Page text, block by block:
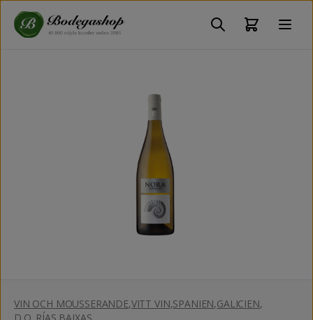
VIN OCH MOUSSERANDE,VITT VIN,SPANIEN,GALICIEN,